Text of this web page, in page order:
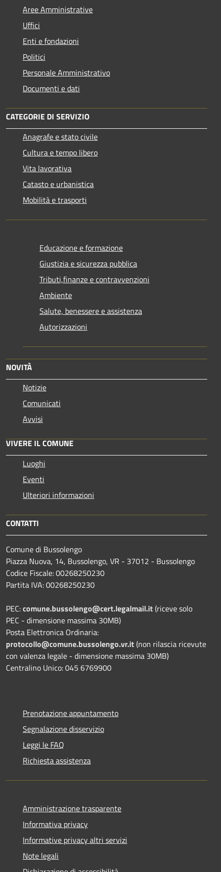
Aree Amministrative
Uffici
Enti e fondazioni
Politici
Personale Amministrativo
Documenti e dati
CATEGORIE DI SERVIZIO
Anagrafe e stato civile
Cultura e tempo libero
Vita lavorativa
Catasto e urbanistica
Mobilità e trasporti
Educazione e formazione
Giustizia e sicurezza pubblica
Tributi,finanze e contravvenzioni
Ambiente
Salute, benessere e assistenza
Autorizzazioni
NOVITÀ
Notizie
Comunicati
Avvisi
VIVERE IL COMUNE
Luoghi
Eventi
Ulteriori informazioni
CONTATTI
Comune di Bussolengo
Piazza Nuova, 14, Bussolengo, VR - 37012 - Bussolengo
Codice Fiscale: 00268250230
Partita IVA: 00268250230
PEC:comune.bussolengo@cert.legalmail.it(riceve solo
PEC - dimensione massima 30MB)
Posta Elettronica Ordinaria:
protocollo@comune.bussolengo.vr.it(non rilascia ricevute
con valenza legale - dimensione massima 30MB)
Centralino Unico: 045 6769900
Prenotazione appuntamento
Segnalazione disservizio
Leggi le FAQ
Richiesta assistenza
Amministrazione trasparente
Informativa privacy
Informative privacy altri servizi
Note legali